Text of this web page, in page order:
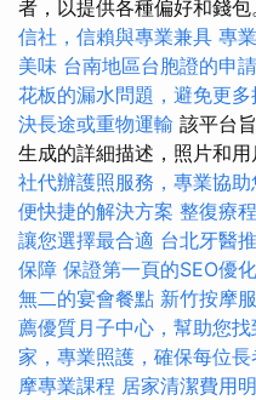
者，以提供各種偏好和錢包
信社，信賴與專業兼具 專
美味 台南地區台胞證的申
花板的漏水問題，避免更多
決長途或重物運輸 該平台
生成的詳細描述，照片和
社代辦護照服務，專業協助
便快捷的解決方案 整復療
讓您選擇最合適 台北牙醫
保障 保證第一頁的SEO優
無二的宴會餐點 新竹按摩
薦優質月子中心，幫助您
家，專業照護，確保每位
摩專業課程 居家清潔費用